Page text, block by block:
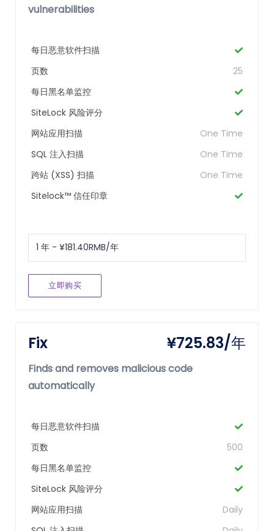
vulnerabilities
每日恶意软件扫描
页数
25
每日黑名单监控
SiteLock 风险评分
网站应用扫描
One Time
SQL 注入扫描
One Time
跨站 (XSS) 扫描
One Time
Sitelock™ 信任印章
立即购买
Fix ¥725.83/年
Finds and removes malicious code
automatically
每日恶意软件扫描
页数
500
每日黑名单监控
SiteLock 风险评分
网站应用扫描
Daily